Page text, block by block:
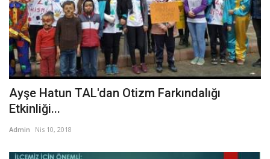
Ayşe Hatun TAL'dan Otizm Farkındalığı
Etkinliği...
Admin Nis 10, 2018